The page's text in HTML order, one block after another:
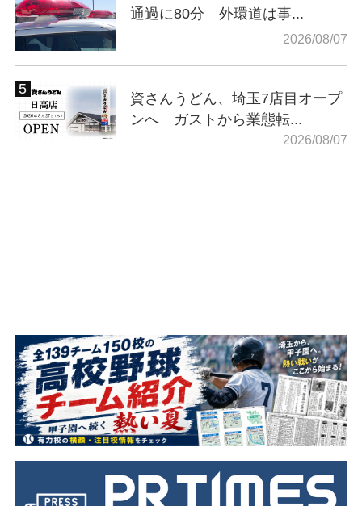
通過に80分 外環道は事...
2026/08/07
資さんうどん、埼玉7店目オープ
ンへ ガストから業態転...
2026/08/07